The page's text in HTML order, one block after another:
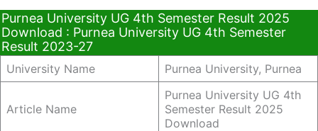
Purnea University UG 4th Semester Result 2025
Download : Purnea University UG 4th Semester
Result 2023-27
University Name Purnea University, Purnea
Article Name
Purnea University UG 4th
Semester Result 2025
Download